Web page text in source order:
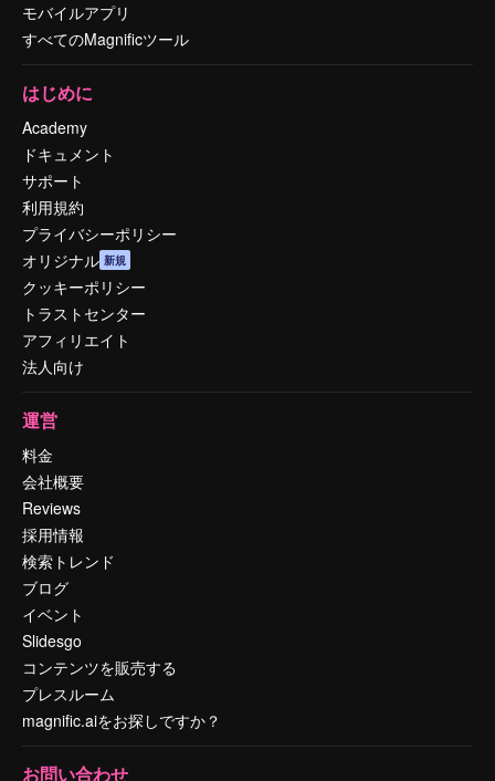
モバイルアプリ
すべてのMagnificツール
はじめに
Academy
ドキュメント
サポート
利用規約
プライバシーポリシー
オリジナル 新規
クッキーポリシー
トラストセンター
アフィリエイト
法人向け
運営
料金
会社概要
Reviews
採用情報
検索トレンド
ブログ
イベント
Slidesgo
コンテンツを販売する
プレスルーム
magnific.aiをお探しですか？
お問い合わせ